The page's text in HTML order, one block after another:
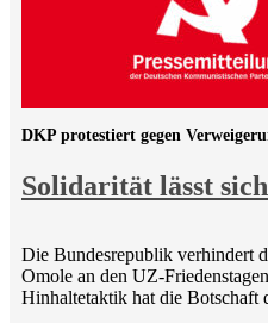
Solidarität lässt
DKP protestiert gegen
Die Bundesrepublik verhindert
Omole an den UZ-
Hinhaltetaktik hat die